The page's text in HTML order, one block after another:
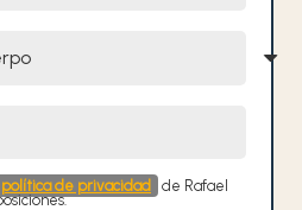
política de privacidad de Rafael